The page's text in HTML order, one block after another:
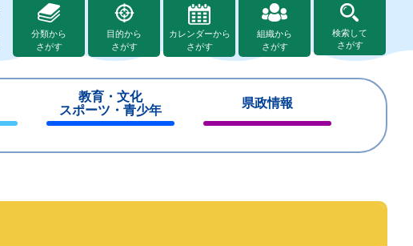
分類から
さがす
目的から
さがす
カレンダーから
さがす
組織から
さがす
検索して
さがす
教育・文化
スポーツ・青少年
じ
県政情報
じ